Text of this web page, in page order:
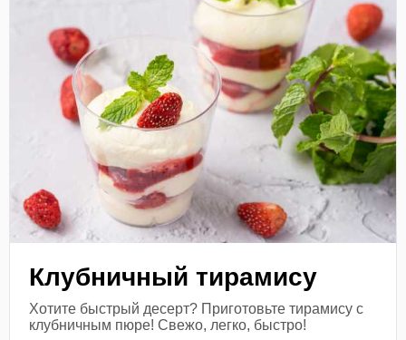
Клубничный тирамису
Хотите быстрый десерт? Приготовьте тирамису с
клубничным пюре! Свежо, легко, быстро!